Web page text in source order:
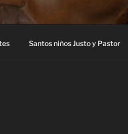
Santos niños Justo y Pastor